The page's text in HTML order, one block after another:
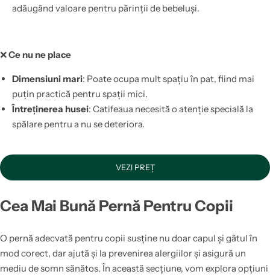
adăugând valoare pentru părinții de bebeluși.
❌Ce nu ne place
Dimensiuni mari: Poate ocupa mult spațiu în pat, fiind mai
puțin practică pentru spații mici.
Întreținerea husei: Catifeaua necesită o atenție specială la
spălare pentru a nu se deteriora.
VEZI PREȚ
Cea Mai Bună Pernă Pentru Copii
O pernă adecvată pentru copii susține nu doar capul și gâtul în
mod corect, dar ajută și la prevenirea alergiilor și asigură un
mediu de somn sănătos. În această secțiune, vom explora opțiuni